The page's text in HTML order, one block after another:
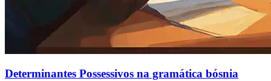
Determinantes Possessivos na gramática bósnia